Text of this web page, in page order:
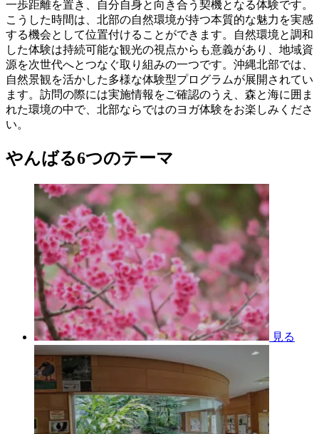
一歩距離を置き、自分自身と向き合う契機となる体験です。
こうした時間は、北部の自然環境が持つ本質的な魅力を実感
する機会として位置付けることができます。自然環境と調和
した体験は持続可能な観光の視点からも意義があり、地域資
源を次世代へとつなぐ取り組みの一つです。沖縄北部では、
自然景観を活かした多様な体験型プログラムが展開されてい
ます。訪問の際には実施情報をご確認のうえ、森と海に囲ま
れた環境の中で、北部ならではのヨガ体験をお楽しみくださ
い。
やんばる6つのテーマ
見る